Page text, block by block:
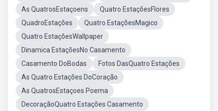
As QuatrosEstaçoens
Quatro EstaçõesFlores
QuadroEstações
Quatro EstaçõesMagico
Quatro EstaçõesWallpaper
Dinamica EstaçõesNo Casamento
Casamento DoBodas
Fotos DasQuatro Estações
As Quatro Estações DoCoração
As QuatrosEstaçoes Poema
DecoraçãoQuatro Estações Casamento